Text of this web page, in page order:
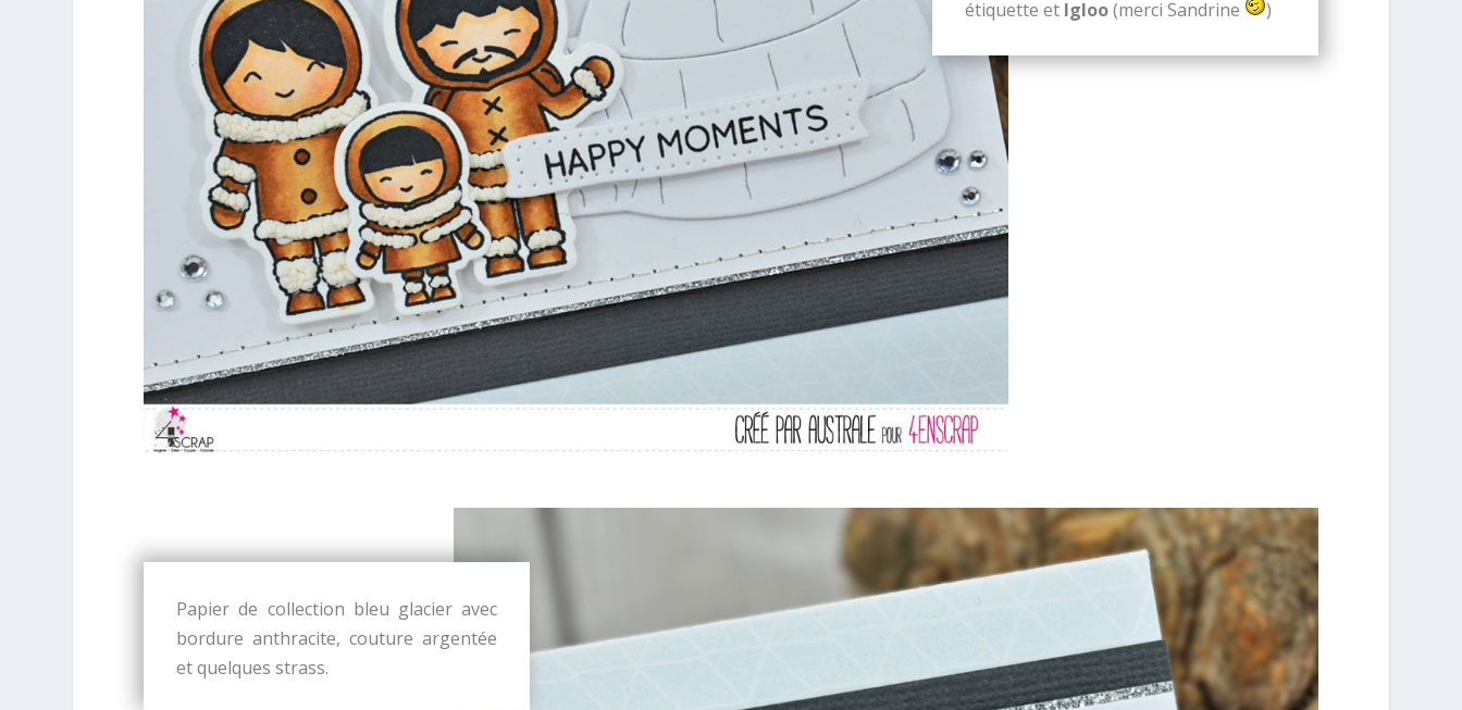
étiquette et Igloo(merci Sandrine )
Papier de collection bleu glacier avec
bordure anthracite, couture argentée
et quelques strass.